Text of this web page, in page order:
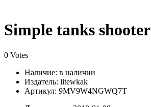
Simple tanks shooter
0 Votes
Наличие: в наличии
Издатель: litewkak
Артикул: 9MV9W4NGWQ7T